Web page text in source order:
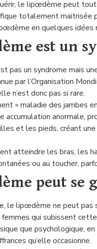
le lipœdème peut
totalement maitrisée
en quelques idées
est un
pas un syndrome mais
par l’Organisation
n’est donc pas si rare.
« maladie des jambes
accumulation anormale,
et les pieds, créant
atteindre les bras, les
ou au toucher,
peut se
le lipœdème ne peut pas
femmes qui subissent
que psychologique,
qu’elle occasionne.